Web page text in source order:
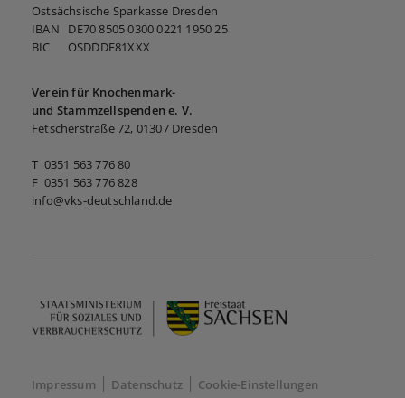
Ostsächsische Sparkasse Dresden
IBAN DE70 8505 0300 0221 1950 25
BIC OSDDDE81XXX
Verein für Knochenmark-
und Stammzellspenden e. V.
Fetscherstraße 72, 01307 Dresden
T 0351 563 776 80
F 0351 563 776 828
info@vks-deutschland.de
Impressum Datenschutz Cookie-Einstellungen